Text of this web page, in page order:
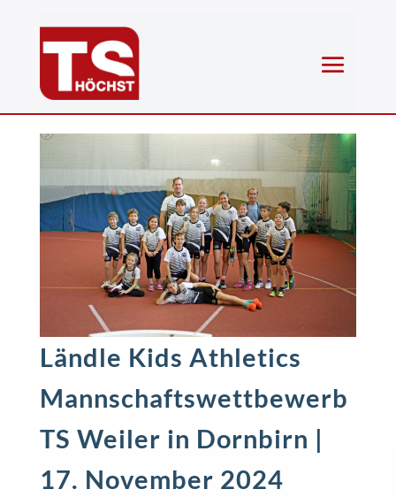
Ländle Kids Athletics
Mannschaftswettbewerb
TS Weiler in Dornbirn |
17. November 2024